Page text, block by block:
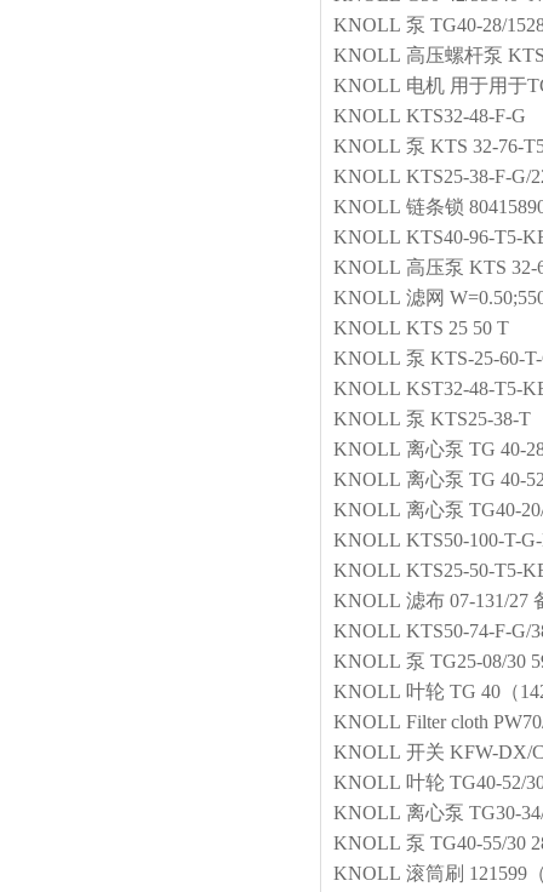
KNOLL 泵 TG40-28/
KNOLL 高压螺杆泵
KNOLL 电机 用于用于
KNOLL KTS32-48-F-G
KNOLL 泵 KTS 32-76-
KNOLL KTS25-38-F-G/
KNOLL 链条锁
KNOLL KTS40-96-T5-
KNOLL 高压泵 KTS 32-
KNOLL 滤网
KNOLL KTS 25 50 T
KNOLL 泵 KTS-25-60-
KNOLL KST32-48-T5-
KNOLL 泵 KTS25-38-T
KNOLL 离心泵 TG 40-
KNOLL 离心泵 TG 40-
KNOLL 离心泵 TG40-
KNOLL KTS50-100-T-
KNOLL KTS25-50-T5-
KNOLL 滤布 07-131/27
KNOLL KTS50-74-F-G/
KNOLL 泵 TG25-08/30
KNOLL 叶轮 TG 40（
KNOLL Filter cloth
KNOLL 开关 KFW-DX/
KNOLL 叶轮 TG40-52/
KNOLL 离心泵 TG30-
KNOLL 泵 TG40-55/30
KNOLL 滚筒刷 121599